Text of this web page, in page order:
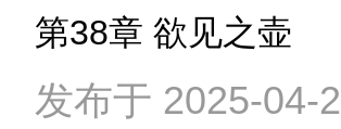
第38章 欲见之壶
发布于 2025-04-